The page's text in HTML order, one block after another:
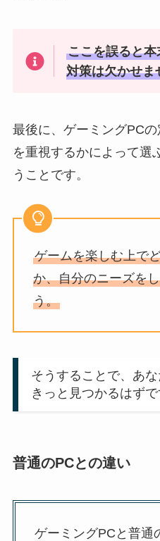
ここを誤ると
対策は欠かせま
最後に、ゲーミングPC
を重視するかによって選
うことです。
ゲームを楽しむ上で
か、自分のニーズを
う。
そうすることで、あ
きっと見つかるはずで
普通のPCとの違い
ゲーミングPCと普通